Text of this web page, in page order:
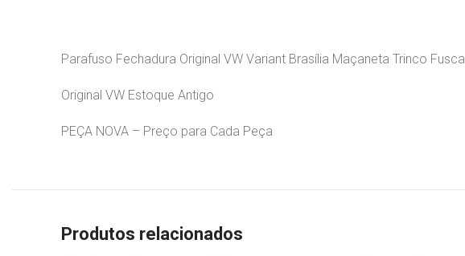
Parafuso Fechadura Original VW Variant Brasília Maçaneta Trinco Fusca
Original VW Estoque Antigo
PEÇA NOVA – Preço para Cada Peça
Produtos relacionados